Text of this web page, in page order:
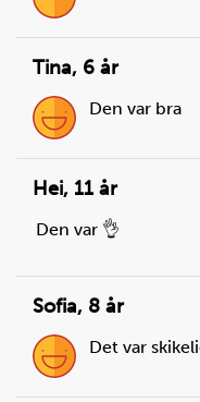
Steg1
Ta ut alle stekebrett
Sett stekeovnen på
undervarme.
Tina, 6 år
Den var bra
Hei, 11 år
Den var 👌
Sofia, 8 år
Det var